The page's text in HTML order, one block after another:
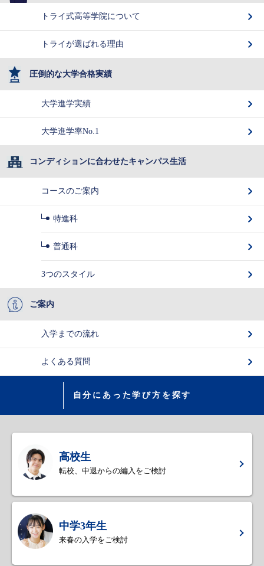
トライ式高等学院について
トライが選ばれる理由
圧倒的な大学合格実績
大学進学実績
大学進学率No.1
コンディションに合わせたキャンパス生活
コースのご案内
特進科
普通科
3つのスタイル
ご案内
入学までの流れ
よくある質問
自分にあった学び方を探す
高校生
転校、中退からの編入をご検討
中学3年生
来春の入学をご検討